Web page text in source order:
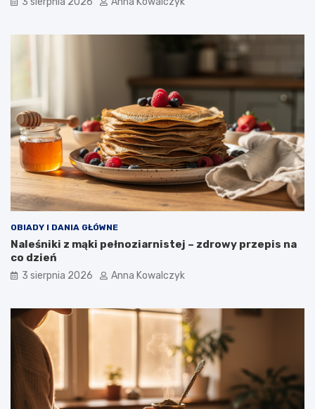
OBIADY I DANIA GŁÓWNE
Naleśniki z mąki pełnoziarnistej – zdrowy przepis na
co dzień
3 sierpnia 2026 Anna Kowalczyk